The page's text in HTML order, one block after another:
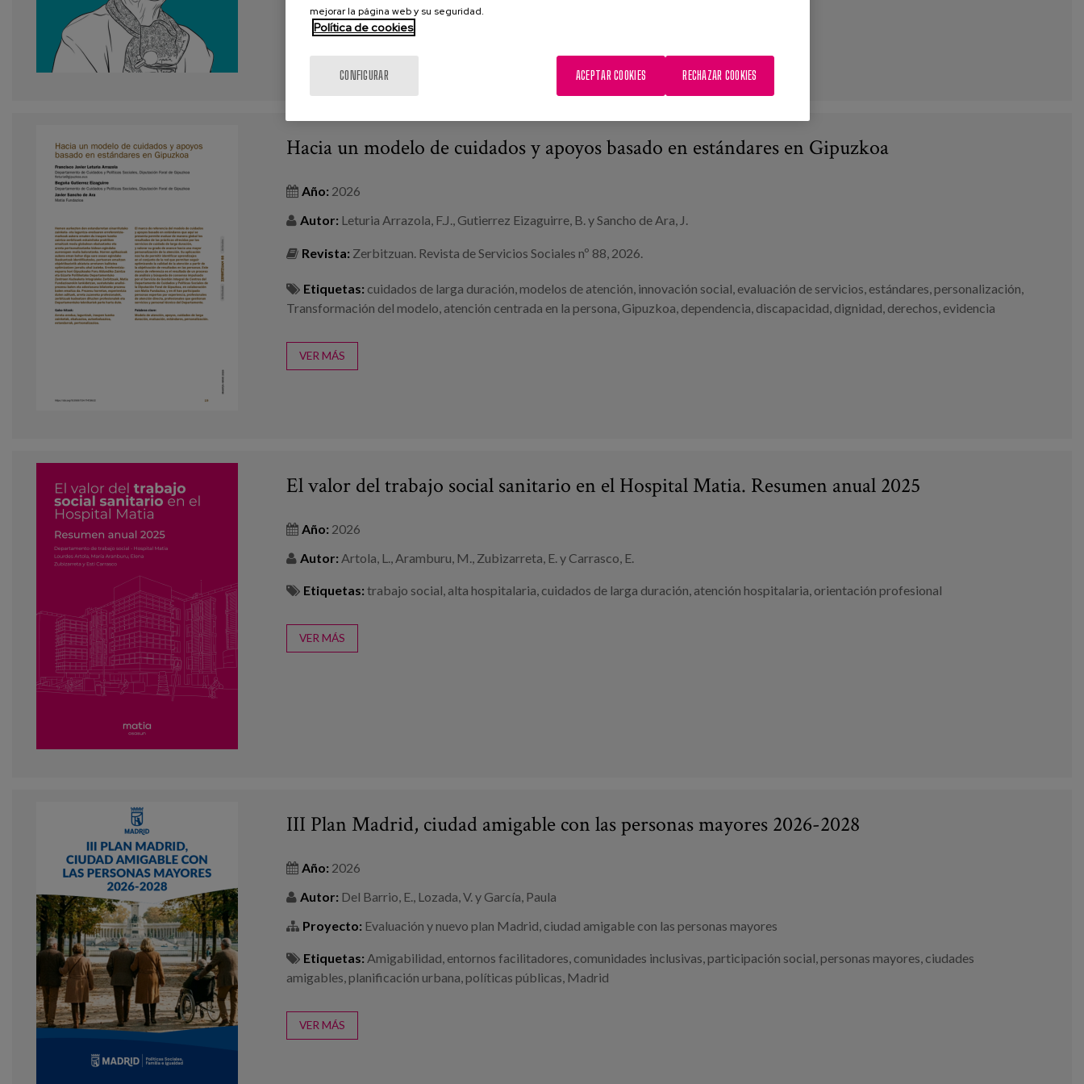
VER MÁS
Hacia un modelo de cuidados y apoyos basado en estándares en Gipuzkoa
Año: 2026
Autor: Leturia Arrazola, F.J., Gutierrez Eizaguirre, B. y Sancho de Ara, J.
Revista: Zerbitzuan. Revista de Servicios Sociales nº 88, 2026.
Etiquetas: cuidados de larga duración,modelos de atención, innovación social, evaluación de servicios, estándares,personalización,
Transformación del modelo, atención centrada en la persona, Gipuzkoa, dependencia, discapacidad, dignidad, derechos, evidencia
VER MÁS
El valor del trabajo social sanitario en el Hospital Matia. Resumen anual 2025
Año: 2026
Autor: Artola, L., Aramburu, M., Zubizarreta, E. y Carrasco, E.
Etiquetas: trabajo social, alta hospitalaria, cuidados de larga duración, atención hospitalaria, orientación profesional
VER MÁS
III Plan Madrid, ciudad amigable con las personas mayores 2026-2028
Año: 2026
Autor: Del Barrio, E., Lozada, V. y García, Paula
Proyecto: Evaluación y nuevo plan Madrid, ciudad amigable con las personas mayores
Etiquetas: Amigabilidad, entornos facilitadores, comunidades inclusivas,participación social,personas mayores, ciudades
amigables,planificación urbana,políticas públicas, Madrid
VER MÁS
mejorar la página web y su seguridad.
Política de cookies
CONFIGURAR RECHAZAR COOKIES
ACEPTAR COOKIES